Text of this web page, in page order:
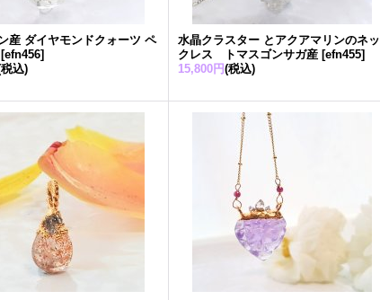
産 ダイヤモンドクォーツ ペ
[efn456]
込)
水晶クラスター とアクアマリンのネッ
クレス トマスゴンサガ産 [efn455]
15,800円(税込)